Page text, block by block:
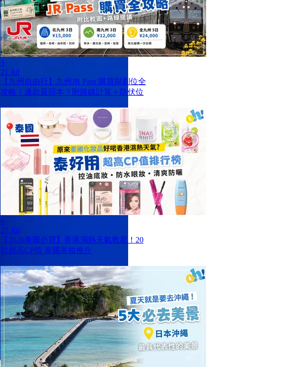
5
21 Jul
【九州自由行】九州JR Pass 購買與劃位全
攻略！邊款最回本？附路線計算＋防伏位
6
27 Jul
【2026泰國必買】香港濕熱天氣救星！20
款超高CP值 泰國美妝推介